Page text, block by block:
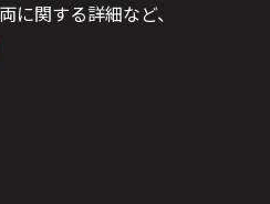
に関する詳細など、